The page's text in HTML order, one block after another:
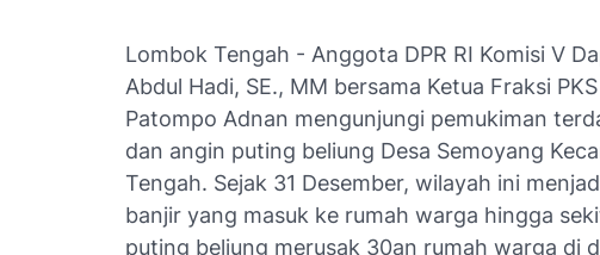
Lombok Tengah - Anggota DPR RI Komisi V
Abdul Hadi, SE., MM bersama Ketua Fraksi
Patompo Adnan mengunjungi pemukiman
dan angin puting beliung Desa Semoyang
Tengah. Sejak 31 Desember, wilayah ini
banjir yang masuk ke rumah warga hingga
puting beliung merusak 30an rumah warga di